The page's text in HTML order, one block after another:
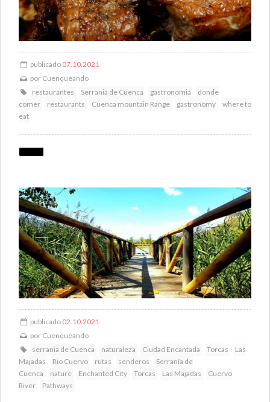
publicado 07.10.2021
por Cuenqueando
restaurantes
Serrania de Cuenca gastronomia
donde
comer
restaurants Cuenca mountain Range gastronomy
where to
eat
publicado 02.10.2021
por Cuenqueando
serrania de Cuenca
naturaleza Ciudad Encantada Torcas
Las
Majadas
Rio Cuervo rutas senderos
Serranía de
Cuenca
nature Enchanted City Torcas Las Majadas
Cuervo
River
Pathways